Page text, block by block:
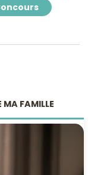
MA FAMILLE